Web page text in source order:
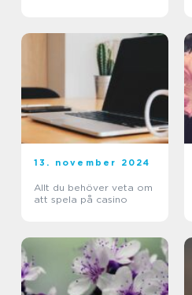
13. november 2024
Allt du behöver veta om
att spela på casino